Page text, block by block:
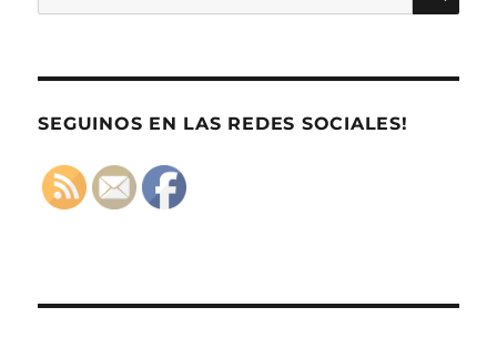
for:
SEGUINOS EN LAS REDES SOCIALES!